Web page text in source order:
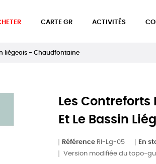
CARTE GR ACTIVITÉS
liégeois - Chaudfontaine
Les Contreforts
Et Le Bassin
Référence RI-Lg-05
En
Version modifiée du topo-